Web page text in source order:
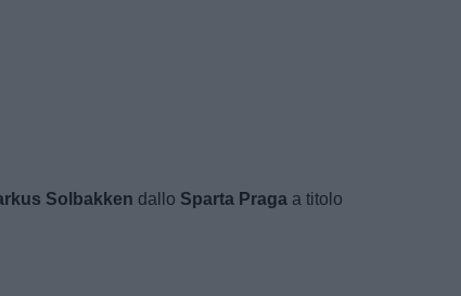
Solbakken dallo Sparta Praga a titolo